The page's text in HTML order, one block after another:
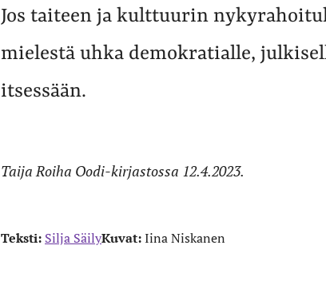
Jos taiteen ja kulttuurin
mielestä uhka demokratialle,
itsessään.
Taija Roiha Oodi-kirjastossa 12.4.2023.
Teksti: Silja SäilyKuvat:Iina Niskanen